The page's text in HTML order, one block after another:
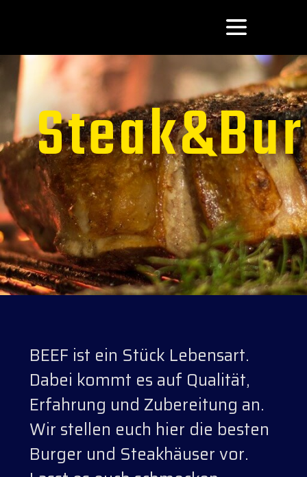
BEEF ist ein Stück Lebensart.
Dabei kommt es auf Qualität,
Erfahrung und Zubereitung an.
Wir stellen euch hier die besten
Burger und Steakhäuser vor.